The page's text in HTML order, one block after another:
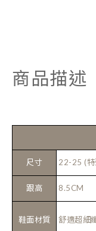
商品描述
尺寸 22-25 (特
跟高 8.5CM
鞋面材質 舒適超細